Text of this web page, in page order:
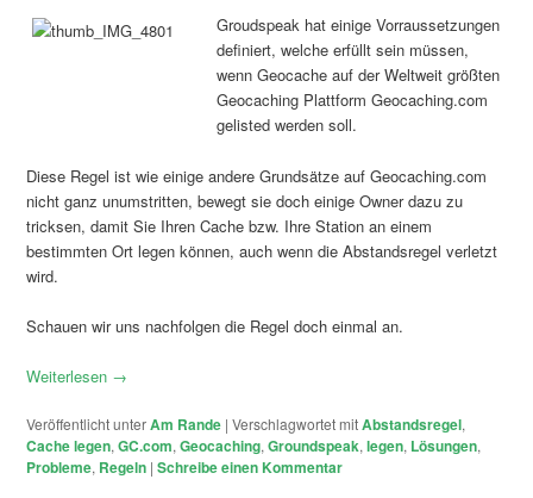
Groudspeak hat einige Vorraussetzungen
definiert, welche erfüllt sein müssen,
wenn Geocache auf der Weltweit größten
Geocaching Plattform Geocaching.com
gelisted werden soll.
Diese Regel ist wie einige andere Grundsätze auf Geocaching.com
nicht ganz unumstritten, bewegt sie doch einige Owner dazu zu
tricksen, damit Sie Ihren Cache bzw. Ihre Station an einem
bestimmten Ort legen können, auch wenn die Abstandsregel verletzt
wird.
Schauen wir uns nachfolgen die Regel doch einmal an.
Weiterlesen →
Veröffentlicht unterAm Rande |Verschlagwortet mitAbstandsregel,
Cache legen,GC.com,Geocaching,Groundspeak,legen, Lösungen,
Probleme, Regeln |Schreibe einen Kommentar